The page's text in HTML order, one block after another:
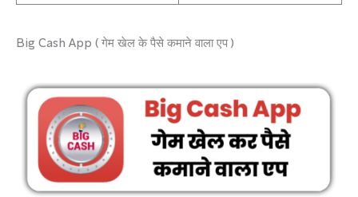
Big Cash App ( गेम खेल के पैसे कमाने वाला एप )